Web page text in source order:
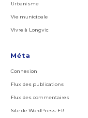
Urbanisme
Vie municipale
Vivre à Longvic
Méta
Connexion
Flux des publications
Flux des commentaires
Site de WordPress-FR